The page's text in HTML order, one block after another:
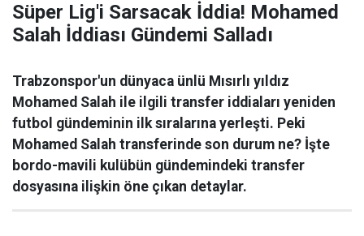
Süper Lig'i Sarsacak İddia! Mohamed
Salah İddiası Gündemi Salladı
Trabzonspor'un dünyaca ünlü Mısırlı yıldız
Mohamed Salah ile ilgili transfer iddiaları yeniden
futbol gündeminin ilk sıralarına yerleşti. Peki
Mohamed Salah transferinde son durum ne? İşte
bordo-mavili kulübün gündemindeki transfer
dosyasına ilişkin öne çıkan detaylar.